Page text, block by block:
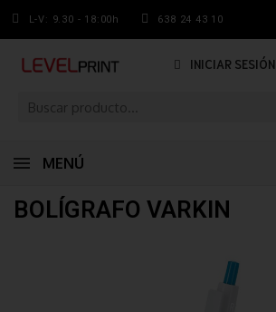
L-V: 9.30 - 18:00h 638 24 43 10
INICIAR SESIÓN
MENÚ
BOLÍGRAFO VARKIN